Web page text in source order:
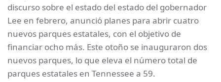
discurso sobre el estado del estado del gobernador
Lee en febrero, anunció planes para abrir cuatro
nuevos parques estatales, con el objetivo de
financiar ocho más. Este otoño se inauguraron dos
nuevos parques, lo que eleva el número total de
parques estatales en Tennessee a 59.